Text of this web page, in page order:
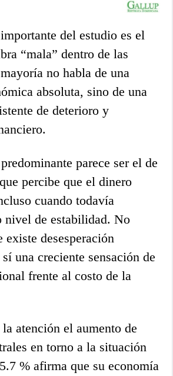
del estudio es el
“mala” dentro de las
no habla de una
absoluta, sino de una
de deterioro y
parece ser el de
percibe que el dinero
cuando todavía
nivel de estabilidad. No
existe desesperación
una creciente sensación de
frente al costo de la
atención el aumento de
en torno a la situación
% afirma que su economía